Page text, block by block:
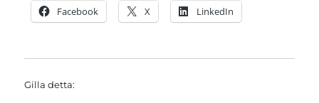
Facebook X LinkedIn
Gilla detta: